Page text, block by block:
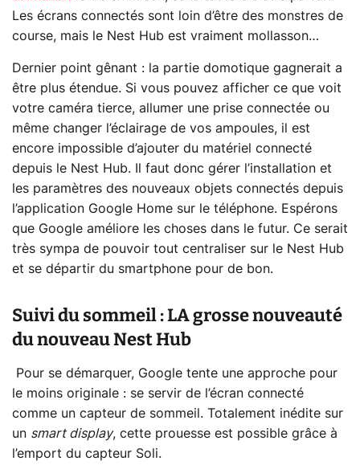
Les écrans connectés sont loin d’être des monstres de
course, mais le Nest Hub est vraiment mollasson…
Dernier point gênant : la partie domotique gagnerait a
être plus étendue. Si vous pouvez afficher ce que voit
votre caméra tierce, allumer une prise connectée ou
même changer l’éclairage de vos ampoules, il est
encore impossible d’ajouter du matériel connecté
depuis le Nest Hub. Il faut donc gérer l’installation et
les paramètres des nouveaux objets connectés depuis
l’application Google Home sur le téléphone. Espérons
que Google améliore les choses dans le futur. Ce serait
très sympa de pouvoir tout centraliser sur le Nest Hub
et se départir du smartphone pour de bon.
Suivi du sommeil : LA grosse nouveauté
du nouveau Nest Hub
Pour se démarquer, Google tente une approche pour
le moins originale : se servir de l’écran connecté
comme un capteur de sommeil. Totalement inédite sur
un smart display, cette prouesse est possible grâce à
l’emport du capteur Soli.